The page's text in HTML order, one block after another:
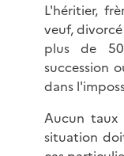
L'héritier,
veuf,
plus de
succession
dans
Aucun taux
situation